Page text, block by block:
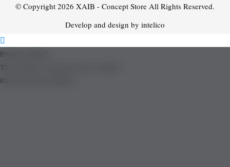
© Copyright 2026 XAIB - Concept Store All Rights Reserved.
Develop and design by intelico
Product added!
The product is already in the wishlist!
Removed from Wishlist